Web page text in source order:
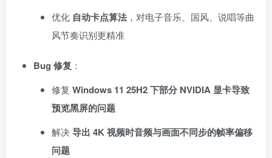
优化 自动卡点算法 ，对电子音乐、国风、说唱等曲
风节奏识别更精准
Bug 修复 ：
修复 Windows 11 25H2 下部分 NVIDIA 显卡导致
预览黑屏的问题
解决导出 4K 视频时音频与画面不同步的帧率偏移
问题